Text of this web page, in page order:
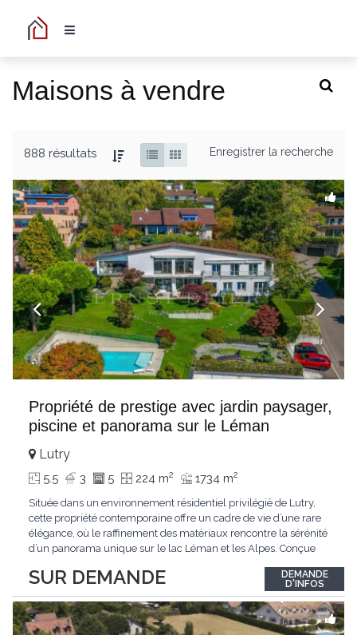
Maisons à vendre
888 résultats Enregistrer la recherche
Propriété de prestige avec jardin paysager,
piscine et panorama sur le Léman
SUR DEMANDE
Lutry
5.5 3 5 224 m2 1734 m2
Située dans un environnement résidentiel privilégié de Lutry,
cette propriété contemporaine offre un cadre de vie d’une rare
élégance, où le raffinement des matériaux rencontre la sérénité
d’un panorama unique sur le lac Léman et les Alpes. Conçue
distingue par ses espaces généreux et son atmosphère
résolument harmonieuse. Caractéristiques...
DEMANDE
D'INFOS